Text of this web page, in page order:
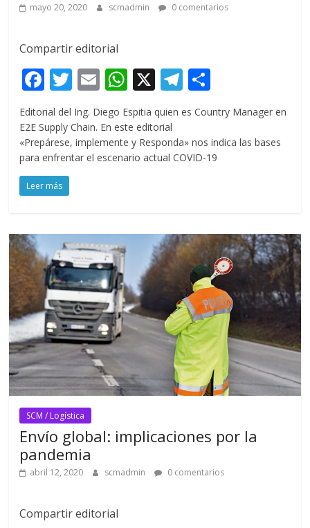
mayo 20, 2020 scmadmin 0 comentarios
Compartir editorial
F
ac
e
b
o
o
T
w
itt
er
E
m
ai
l
W
h
at
s
A
X T
el
e
gr
a
o
m
p
ar
Editorial del Ing. Diego Espitia quien es Country Manager en
E2E Supply Chain. En este editorial
«Prepárese, implemente y Responda» nos indica las bases
para enfrentar el escenario actual COVID-19
Leer más
SCM / Logística
Envío global: implicaciones por la
pandemia
abril 12, 2020 scmadmin 0 comentarios
Compartir editorial